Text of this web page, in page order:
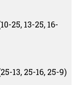
13-25, 16-
25-16, 25-9)